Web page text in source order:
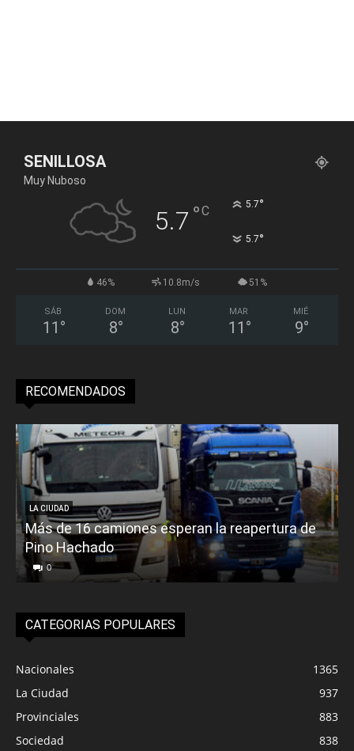
SENILLOSA
Muy Nuboso
5.7 °C 5.7°
5.7°
46% 10.8m/s 51%
SÁB
11 °
DOM
8°
LUN
8°
MAR
11 °
MIÉ
9°
RECOMENDADOS
LA CIUDAD
Más de 16 camiones esperan la reapertura de
Pino Hachado
0
CATEGORIAS POPULARES
Nacionales
1365
La Ciudad
937
Provinciales
883
Sociedad
838